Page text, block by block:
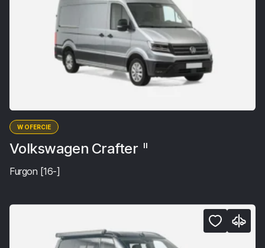
W OFERCIE
Volkswagen Crafter II
Furgon [16-]